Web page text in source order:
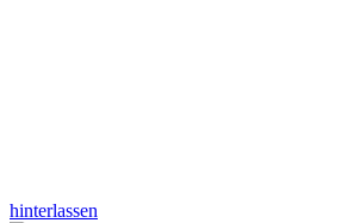
hinterlassen